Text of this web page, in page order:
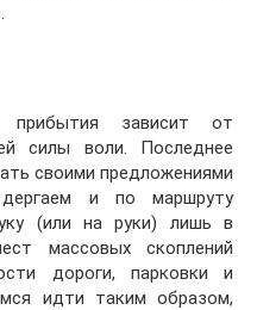
зависит от
силы воли. Последнее
своими предложениями
и по маршруту
(или на руки) лишь в
массовых скоплений
дороги, парковки и
идти таким образом,